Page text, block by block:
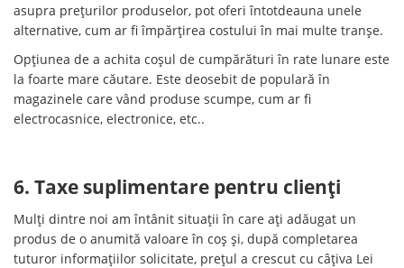
asupra prețurilor produselor, pot oferi întotdeauna unele
alternative, cum ar fi împărțirea costului în mai multe tranșe.
Opțiunea de a achita coșul de cumpărături în rate lunare este
la foarte mare căutare. Este deosebit de populară în
magazinele care vând produse scumpe, cum ar fi
electrocasnice, electronice, etc..
6. Taxe suplimentare pentru clienți
Mulți dintre noi am întânit situații în care ați adăugat un
produs de o anumită valoare în coș și, după completarea
tuturor informațiilor solicitate, prețul a crescut cu câțiva Lei